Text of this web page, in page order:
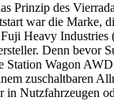
Prinzip des
war die Marke,
Heavy Industries
Denn bevor
Station Wagon
zuschaltbaren
in Nutzfahrzeugen